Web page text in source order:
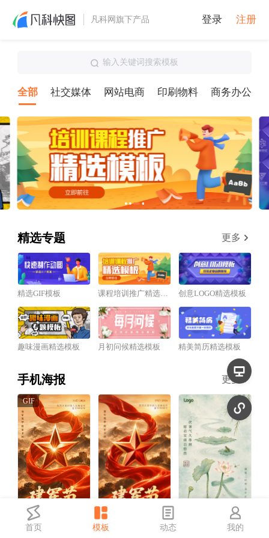
凡科网旗下产品 登录 注册
输入关键词搜索模板
全部 社交媒体 网站电商 印刷物料 商务办公
精选专题 更多
精选GIF模板 课程培训推广精选模板 创意LOGO精选模板
趣味漫画精选模板 月初问候精选模板 精美简历精选模板
手机海报 更多
红金风建军节祝福宣传手机海报 中国风三伏天祝福宣传手机海报
首页 模板 动态 我的